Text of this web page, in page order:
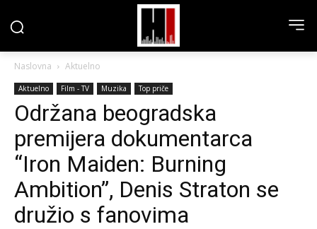
Naslovna Aktuelno
Aktuelno Film - TV Muzika Top priče
Održana beogradska
premijera dokumentarca
“Iron Maiden: Burning
Ambition”, Denis Straton se
družio s fanovima